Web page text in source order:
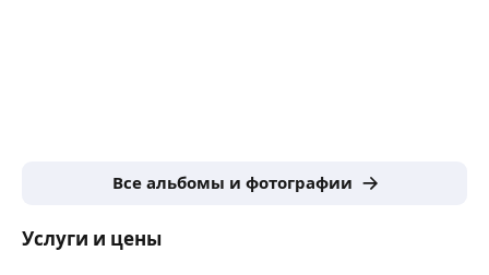
Все альбомы и фотографии
Услуги и цены